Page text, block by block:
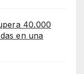
40.000
en una